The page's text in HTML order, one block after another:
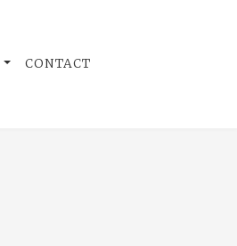
CONTACT